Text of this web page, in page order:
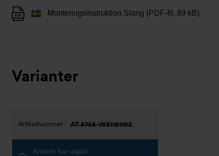
Monteringsinstruktion Slang (PDF-fil, 89 kB)
Varianter
AT 5745-W31191103
Artikeln har utgått